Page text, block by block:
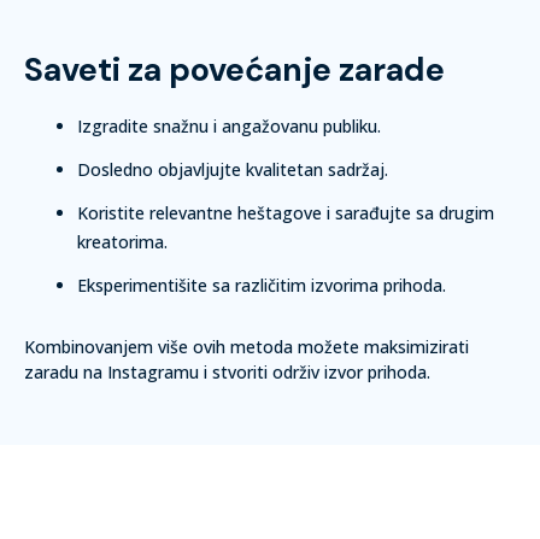
Saveti za povećanje zarade
Izgradite snažnu i angažovanu publiku.
Dosledno objavljujte kvalitetan sadržaj.
Koristite relevantne heštagove i sarađujte sa drugim
kreatorima.
Eksperimentišite sa različitim izvorima prihoda.
Kombinovanjem više ovih metoda možete maksimizirati
zaradu na Instagramu i stvoriti održiv izvor prihoda.